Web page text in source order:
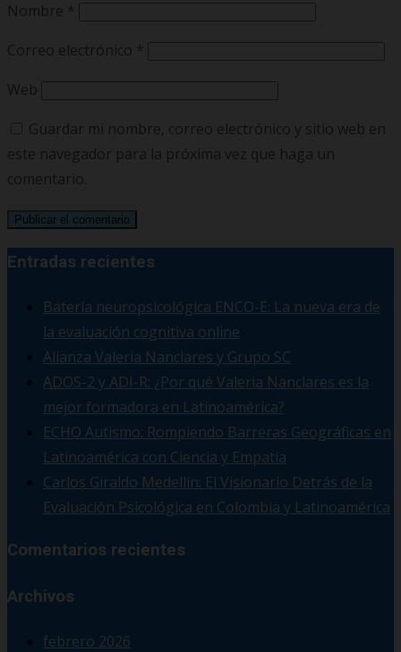
Nombre *
Correo electrónico *
Web
Guardar mi nombre, correo electrónico y sitio web en
este navegador para la próxima vez que haga un
comentario.
Entradas recientes
Batería neuropsicológica ENCO-E: La nueva era de
la evaluación cognitiva online
Alianza Valeria Nanclares y Grupo SC
ADOS-2 y ADI-R: ¿Por qué Valeria Nanclares es la
mejor formadora en Latinoamérica?
ECHO Autismo: Rompiendo Barreras Geográficas en
Latinoamérica con Ciencia y Empatía
Carlos Giraldo Medellín: El Visionario Detrás de la
Evaluación Psicológica en Colombia y Latinoamérica
Comentarios recientes
Archivos
febrero 2026